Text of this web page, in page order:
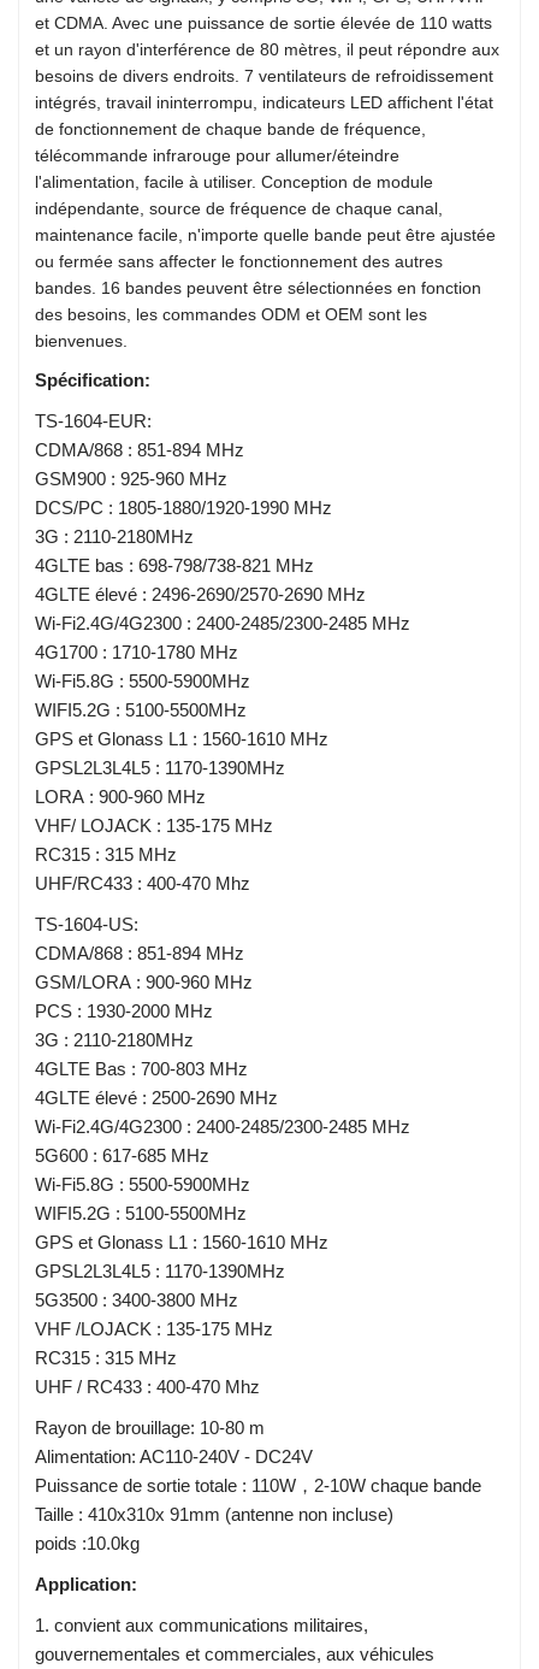
et CDMA. Avec une puissance de sortie élevée de 110 watts
et un rayon d'interférence de 80 mètres, il peut répondre aux
besoins de divers endroits. 7 ventilateurs de refroidissement
intégrés, travail ininterrompu, indicateurs LED affichent l'état
de fonctionnement de chaque bande de fréquence,
télécommande infrarouge pour allumer/éteindre
l'alimentation, facile à utiliser. Conception de module
indépendante, source de fréquence de chaque canal,
maintenance facile, n'importe quelle bande peut être ajustée
ou fermée sans affecter le fonctionnement des autres
bandes. 16 bandes peuvent être sélectionnées en fonction
des besoins, les commandes ODM et OEM sont les
bienvenues.
Spécification:
TS-1604-EUR:
CDMA/868 : 851-894 MHz
GSM900 : 925-960 MHz
DCS/PC : 1805-1880/1920-1990 MHz
3G : 2110-2180MHz
4GLTE bas : 698-798/738-821 MHz
4GLTE élevé : 2496-2690/2570-2690 MHz
Wi-Fi2.4G/4G2300 : 2400-2485/2300-2485 MHz
4G1700 : 1710-1780 MHz
Wi-Fi5.8G : 5500-5900MHz
WIFI5.2G : 5100-5500MHz
GPS et Glonass L1 : 1560-1610 MHz
GPSL2L3L4L5 : 1170-1390MHz
LORA : 900-960 MHz
VHF/ LOJACK : 135-175 MHz
RC315 : 315 MHz
UHF/RC433 : 400-470 Mhz
TS-1604-US:
CDMA/868 : 851-894 MHz
GSM/LORA : 900-960 MHz
PCS : 1930-2000 MHz
3G : 2110-2180MHz
4GLTE Bas : 700-803 MHz
4GLTE élevé : 2500-2690 MHz
Wi-Fi2.4G/4G2300 : 2400-2485/2300-2485 MHz
5G600 : 617-685 MHz
Wi-Fi5.8G : 5500-5900MHz
WIFI5.2G : 5100-5500MHz
GPS et Glonass L1 : 1560-1610 MHz
GPSL2L3L4L5 : 1170-1390MHz
5G3500 : 3400-3800 MHz
VHF /LOJACK : 135-175 MHz
RC315 : 315 MHz
UHF / RC433 : 400-470 Mhz
Rayon de brouillage: 10-80 m
Alimentation: AC110-240V - DC24V
Puissance de sortie totale : 110W，2-10W chaque bande
Taille : 410x310x 91mm (antenne non incluse)
poids :10.0kg
Application:
1. convient aux communications militaires,
gouvernementales et commerciales, aux véhicules